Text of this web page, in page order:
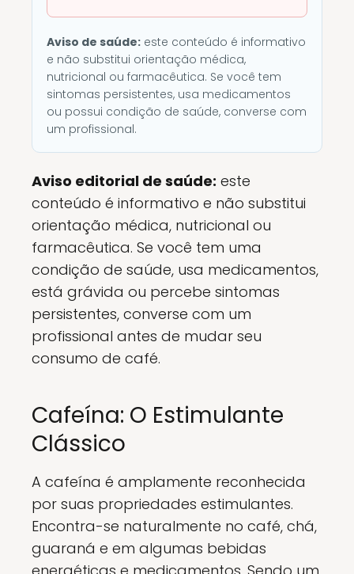
Aviso de saúde: este conteúdo é informativo
e não substitui orientação médica,
nutricional ou farmacêutica. Se você tem
sintomas persistentes, usa medicamentos
ou possui condição de saúde, converse com
um profissional.
Aviso editorial de saúde: este
conteúdo é informativo e não substitui
orientação médica, nutricional ou
farmacêutica. Se você tem uma
condição de saúde, usa medicamentos,
está grávida ou percebe sintomas
persistentes, converse com um
profissional antes de mudar seu
consumo de café.
Cafeína: O Estimulante
Clássico
A cafeína é amplamente reconhecida
por suas propriedades estimulantes.
Encontra-se naturalmente no café, chá,
guaraná e em algumas bebidas